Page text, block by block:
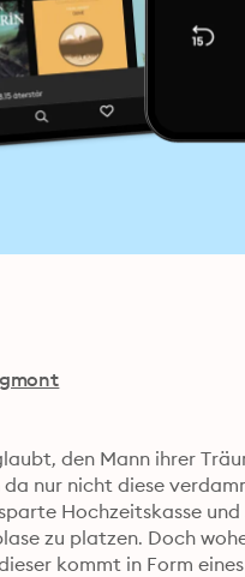
den Mann ihrer
nur nicht diese
Hochzeitskasse
zu platzen. Doch
kommt in Form